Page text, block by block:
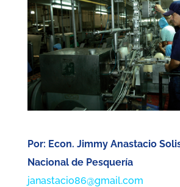
Por: Econ. Jimmy Anastacio
Nacional de Pesquería
janastacio86@gmail.com